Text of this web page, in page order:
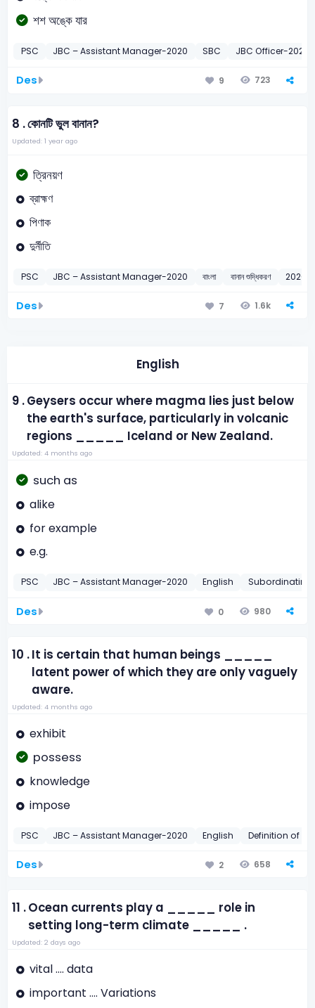
শশ অঙ্কে যার
PSC JBC – Assistant Manager-2020 SBC JBC Officer-2020
Des 9 723
8 .কোনটি ভুল বানান?
Updated: 1 year ago
ত্রিনয়ণ
ব্রাহ্মণ
পিণাক
দুর্নীতি
PSC JBC – Assistant Manager-2020 বাংলা বানান শুদ্ধিকরণ 2020
Des 7 1.6k
English
9 .Geysers occur where magma lies just below
the earth's surface, particularly in volcanic
regions _____ Iceland or New Zealand.
Updated: 4 months ago
such as
alike
for example
e.g.
PSC JBC – Assistant Manager-2020 English Subordinating
Des 0 980
10 .It is certain that human beings _____
latent power of which they are only vaguely
aware.
Updated: 4 months ago
exhibit
possess
knowledge
impose
PSC JBC – Assistant Manager-2020 English Definition of
Des 2 658
11 .Ocean currents play a _____ role in
setting long-term climate _____ .
Updated: 2 days ago
vital …. data
important …. Variations